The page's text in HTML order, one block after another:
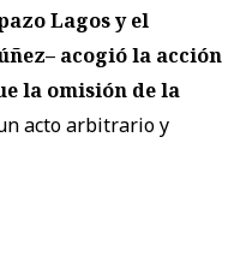
Lagos y el
acogió la acción
la omisión de la
acto arbitrario y